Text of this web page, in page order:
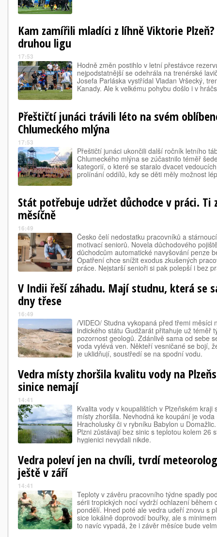
Kam zamířili mladíci z líhně Viktorie
druhou ligu
17:53
Hodně změn postihlo v letní přestávce
nejpodstatnější se odehrála na trenérské
Josefa Parláska vystřídal Vladan Vršecký,
Kanady. Ale k velkému pohybu došlo i v
Přeštičtí junáci trávili léto na svém
Chlumeckého mlýna
17:53
Přeštičtí junáci ukončili další ročník letního
Chlumeckého mlýna se zúčastnilo téměř
kategorií, o které se staralo dvacet
prolínání oddílů, kdy se děti měly možnost
Stát potřebuje udržet důchodce v práci. Ti
měsíčně
16:49
Česko čelí nedostatku pracovníků a
motivací seniorů. Novela důchodového
důchodcům automatické navyšování penze
Opatření chce snížit exodus zkušených
práce. Nejstarší senioři si pak polepší i bez
V Indii řeší záhadu. Mají studnu, která se
dny třese
16:49
/VIDEO/ Studna vykopaná před třemi měsíci
indického státu Gudžarát přitahuje už téměř
pozornost geologů. Zdánlivě sama od sebe
voda vylévá ven. Někteří vesničané se bojí,
je uklidňují, soustředí se na spodní vodu.
Vedra místy zhoršila kvalitu vody na
sinice nemají
14:41
Kvalita vody v koupalištích v Plzeňském kraji
místy zhoršila. Nevhodná ke koupání je
Hracholusky či v rybníku Babylon u
Plzni zůstávají bez sinic s teplotou kolem 26
hygienici nevydali nikde.
Vedra poleví jen na chvíli, tvrdí
ještě v září
14:41
Teploty v závěru pracovního týdne spadly
sérii tropických nocí vydrží ochlazení během
pondělí. Hned poté ale vedra udeří znovu s
sice lokálně doprovodí bouřky, ale s
to navíc vypadá, že i závěr měsíce bude